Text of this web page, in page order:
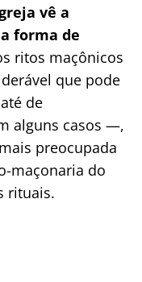
vê a
forma de
ritos maçônicos
que pode
de
alguns casos —,
preocupada
maçonaria do
rituais.